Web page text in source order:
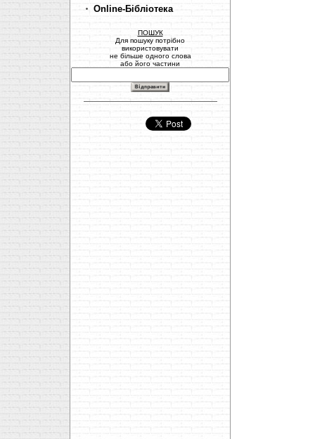
Online-Бібліотека
ПОШУК
Для пошуку потрібно
використовувати
не більше одного слова
або його частини